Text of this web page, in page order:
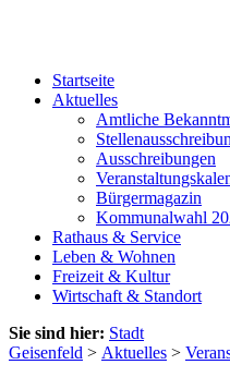
Startseite
Aktuelles
Amtliche
Ausschreibungen
Bürgermagazin
Kommunalwahl
Rathaus & Service
Leben & Wohnen
Freizeit & Kultur
Wirtschaft & Standort
Sie sind hier: Stadt
Geisenfeld > Aktuelles >